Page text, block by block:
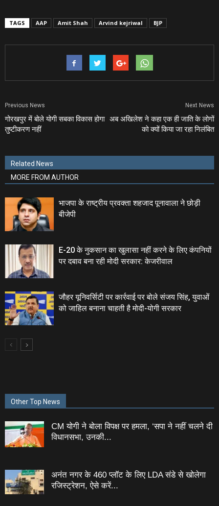
TAGS AAP Amit Shah Arvind kejriwal BJP
Previous News
गोरखपुर में बोले योगी सबका विकास होगा
तुष्‍टीकरण नहीं
Next News
अब अखिलेश ने कहा एक ही जाति के लोगों
को क्‍यों किया जा रहा निलंबित
Related News
MORE FROM AUTHOR
भाजपा के राष्ट्रीय प्रवक्ता शहजाद पूनावाला ने छोड़ी
बीजेपी
E-20 के नुकसान का खुलासा नहीं करने के लिए कंपनियों
पर दबाव बना रही मोदी सरकार: केजरीवाल
जौहर यूनिवर्सिटी पर कार्रवाई पर बोले संजय सिंह, युवाओं
को जाहिल बनाना चाहती है मोदी-योगी सरकार
Other Top News
CM योगी ने बोला विपक्ष पर हमला, ‘सपा ने नहीं चलने दी
विधानसभा, उनकी...
अनंत नगर के 460 प्‍लॉट के लिए LDA संडे से खोलेगा
रजिस्‍ट्रेशन, ऐसे करें...